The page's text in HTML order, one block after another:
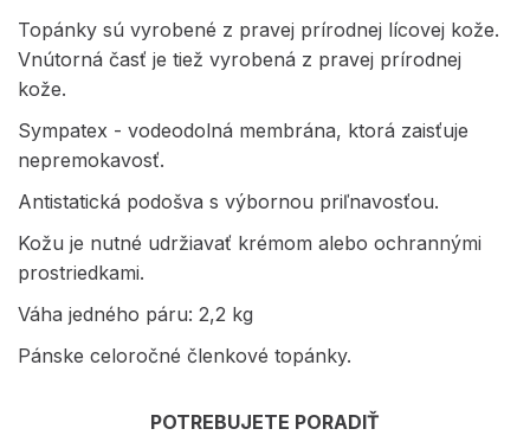
Topánky sú vyrobené z pravej prírodnej lícovej kože.
Vnútorná časť je tiež vyrobená z pravej prírodnej
kože.
Sympatex - vodeodolná membrána, ktorá zaisťuje
nepremokavosť.
Antistatická podošva s výbornou priľnavosťou.
Kožu je nutné udržiavať krémom alebo ochrannými
prostriedkami.
Váha jedného páru: 2,2 kg
Pánske celoročné členkové topánky.
POTREBUJETE PORADIŤ